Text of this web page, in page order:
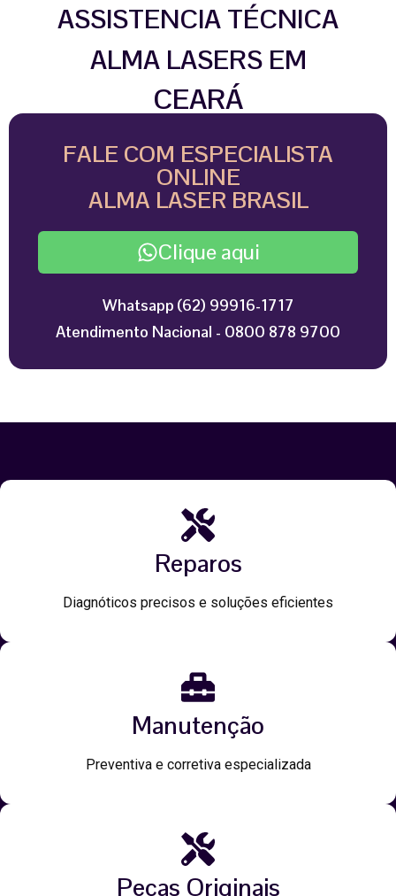
ASSISTENCIA TÉCNICA
ALMA LASERS EM
CEARÁ
FALE COM ESPECIALISTA
ONLINE
ALMA LASER BRASIL
Clique aqui
Whatsapp (62) 99916-1717
Atendimento Nacional - 0800 878 9700
Reparos
Diagnóticos precisos e soluções eficientes
Manutenção
Preventiva e corretiva especializada
Peças Originais